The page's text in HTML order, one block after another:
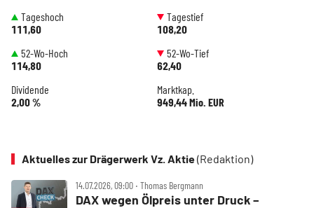
Tageshoch
111,60
Tagestief
108,20
52-Wo-Hoch
114,80
52-Wo-Tief
62,40
Dividende
2,00 %
Marktkap.
949,44 Mio. EUR
Aktuelles zur Drägerwerk Vz. Aktie(Redaktion)
14.07.2026, 09:00 ‧ Thomas Bergmann
DAX wegen Ölpreis unter Druck –